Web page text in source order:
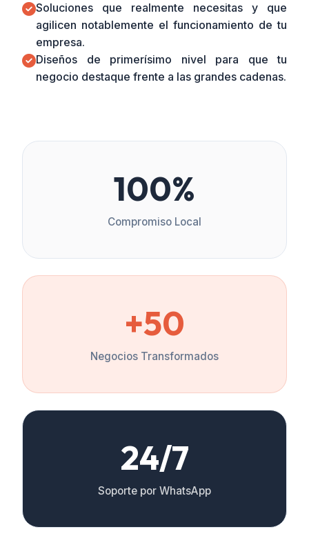
Soluciones que realmente necesitas y que
agilicen notablemente el funcionamiento de tu
empresa.
Diseños de primerísimo nivel para que tu
negocio destaque frente a las grandes cadenas.
100%
Compromiso Local
+50
Negocios Transformados
24/7
Soporte por WhatsApp